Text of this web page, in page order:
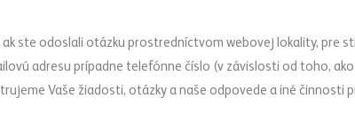
ak ste odoslali otázku prostredníctvom webovej lokality, pre
adresu prípadne telefónne číslo (v závislosti od toho,
Vaše žiadosti, otázky a naše odpovede a iné činnosti